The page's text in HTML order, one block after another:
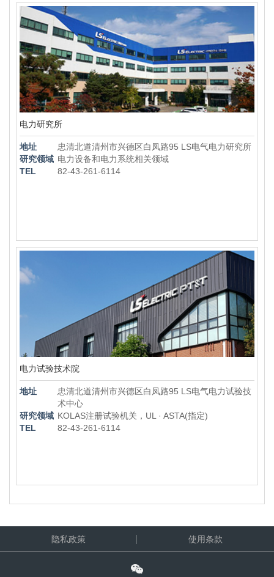
电力研究所
地址
忠清北道清州市兴德区白凤路95 LS电气电力研究所
研究领域 电力设备和电力系统相关领域
TEL
82-43-261-6114
电力试验技术院
地址
忠清北道清州市兴德区白凤路95 LS电气电力试验技
术中心
研究领域 KOLAS注册试验机关，UL · ASTA(指定)
TEL
82-43-261-6114
隐私政策 使用条款